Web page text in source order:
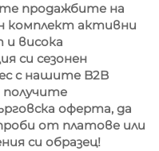
продажбите на
комплект активни
и висока
си сезонен
с нашите B2B
получите
оферта, да
от платове или
си образец!